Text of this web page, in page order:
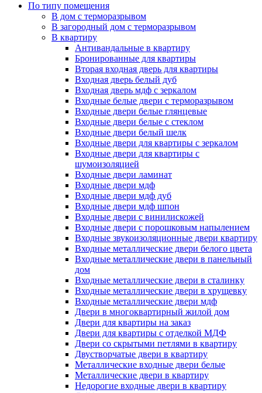
По типу помещения
В дом с терморазрывом
В загородный дом с терморазрывом
В квартиру
Антивандальные в квартиру
Бронированные для квартиры
Вторая входная дверь для квартиры
Входная дверь белый дуб
Входная дверь мдф с зеркалом
Входные белые двери с терморазрывом
Входные двери белые глянцевые
Входные двери белые с стеклом
Входные двери белый шелк
Входные двери для квартиры с зеркалом
Входные двери для квартиры с
шумоизоляцией
Входные двери ламинат
Входные двери мдф
Входные двери мдф дуб
Входные двери мдф шпон
Входные двери с винилискожей
Входные двери с порошковым напылением
Входные звукоизоляционные двери квартиру
Входные металлические двери белого цвета
Входные металлические двери в панельный
дом
Входные металлические двери в сталинку
Входные металлические двери в хрущевку
Входные металлические двери мдф
Двери в многоквартирный жилой дом
Двери для квартиры на заказ
Двери для квартиры с отделкой МДФ
Двери со скрытыми петлями в квартиру
Двустворчатые двери в квартиру
Металлические входные двери белые
Металлические двери в квартиру
Недорогие входные двери в квартиру